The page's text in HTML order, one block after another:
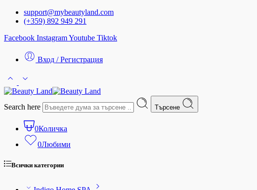
support@mybeautyland.com
(+359) 892 949 291
Facebook InstagramYoutube Tiktok
Вход / Регистрация
Search here Търсене
0Количка
0Любими
Всички категории